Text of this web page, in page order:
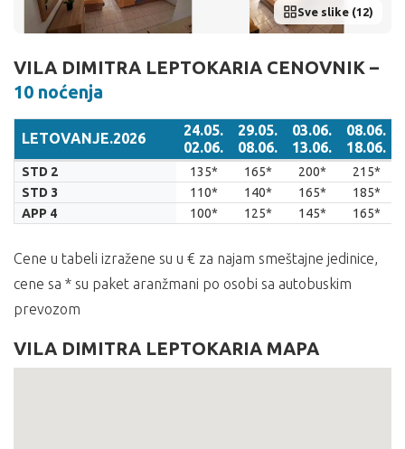
Sve slike (12)
VILA DIMITRA LEPTOKARIA CENOVNIK –
10 noćenja
LETOVANJE.2026
24.05.
02.06.
29.05.
08.06.
03.06.
13.06.
08.06.
18.06.
LETOVANJE.2026
24.05.
02.06.
29.05.
08.06.
03.06.
13.06.
08.06.
18.06.
STD 2 135* 165* 200*
215*
STD 3
110* 140* 165*
185*
APP 4
100* 125* 145* 165*
Cene u tabeli izražene su u € za najam smeštajne jedinice,
cene sa * su paket aranžmani po osobi sa autobuskim
prevozom
VILA DIMITRA LEPTOKARIA MAPA